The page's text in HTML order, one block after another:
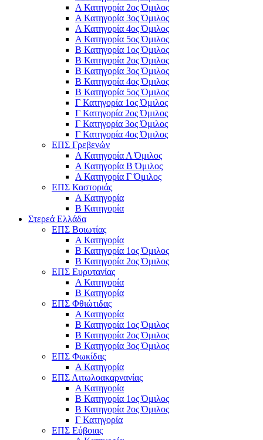
Α Κατηγορία 2ος Όμιλος
Α Κατηγορία 3ος Όμιλος
Α Κατηγορία 4ος Όμιλος
Α Κατηγορία 5ος Όμιλος
Β Κατηγορία 1ος Όμιλος
Β Κατηγορία 2ος Όμιλος
Β Κατηγορία 3ος Όμιλος
Β Κατηγορία 4ος Όμιλος
Β Κατηγορία 5ος Όμιλος
Γ Κατηγορία 1ος Όμιλος
Γ Κατηγορία 2ος Όμιλος
Γ Κατηγορία 3ος Όμιλος
Γ Κατηγορία 4ος Όμιλος
ΕΠΣ Γρεβενών
Α Κατηγορία Α Όμιλος
Α Κατηγορία B Όμιλος
Α Κατηγορία Γ Όμιλος
ΕΠΣ Καστοριάς
Α Κατηγορία
Β Κατηγορία
Στερεά Ελλάδα
ΕΠΣ Βοιωτίας
Α Κατηγορία
Β Κατηγορία 1ος Όμιλος
Β Κατηγορία 2ος Όμιλος
ΕΠΣ Ευρυτανίας
Α Κατηγορία
Β Κατηγορία
ΕΠΣ Φθιώτιδας
Α Κατηγορία
Β Κατηγορία 1ος Όμιλος
Β Κατηγορία 2ος Όμιλος
Β Κατηγορία 3ος Όμιλος
ΕΠΣ Φωκίδας
Α Κατηγορία
ΕΠΣ Αιτωλοακαρνανίας
Α Κατηγορία
Β Κατηγορία 1ος Όμιλος
Β Κατηγορία 2ος Όμιλος
Γ Κατηγορία
ΕΠΣ Εύβοιας